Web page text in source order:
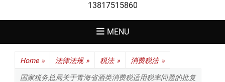
13817515860
MENU
Home » 法律法规 » 税法 » 消费税法 »
国家税务总局关于青海省酒类消费税适用税率问题的批复